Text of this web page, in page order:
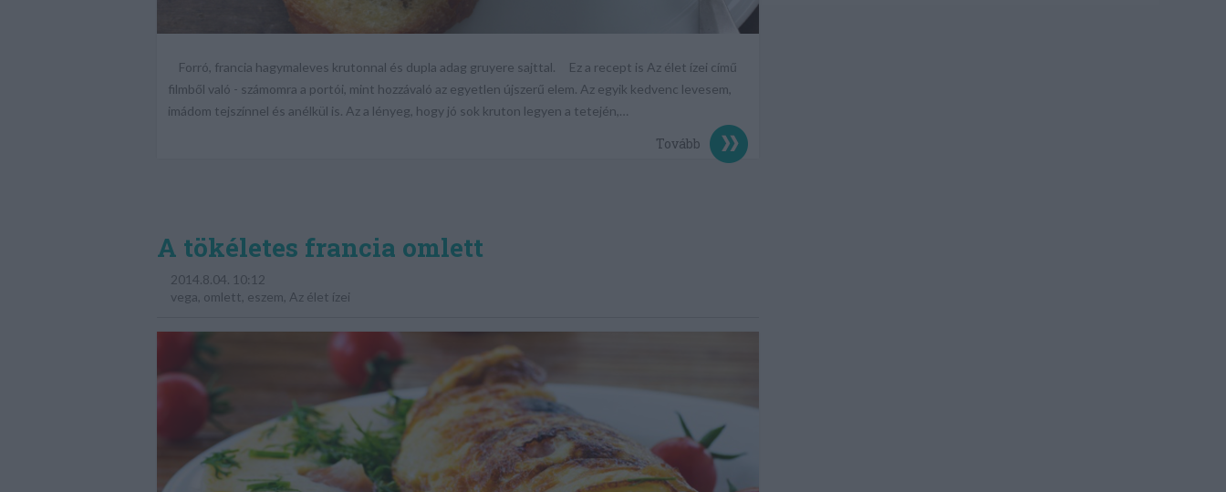
Forró, francia hagymaleves krutonnal és dupla adag gruyere sajttal. Ez a recept is Az élet ízei című
filmből való - számomra a portói, mint hozzávaló az egyetlen újszerű elem. Az egyik kedvenc levesem,
imádom tejszínnel és anélkül is. Az a lényeg, hogy jó sok kruton legyen a tetején,…
Tovább
A tökéletes francia omlett
2014.8.04. 10:12
vega omlett eszem Az élet ízei